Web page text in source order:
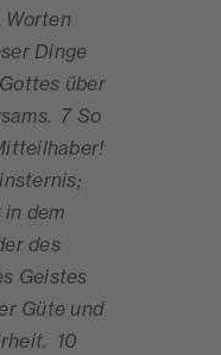
Worten
Dinge
über
7 So
dem
des
Geistes
Güte und
10